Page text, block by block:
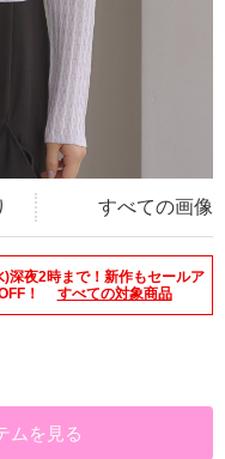
すべての画像
)深夜2時まで！新作もセールア
！
すべての対象商品
ムを見る